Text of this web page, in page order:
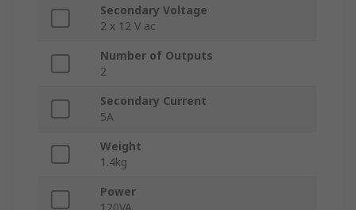
Secondary Voltage
2 x 12 V ac
Number of Outputs
2
Secondary Current
5A
Weight
1.4kg
Power